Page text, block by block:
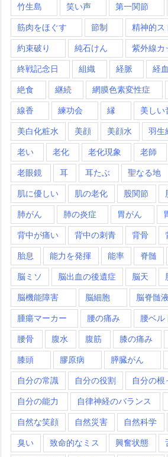
竹生島 笑い声 第一関節
筋肉をほぐす 節制 精神的ス
約束破り 純石けん 紫外線カ
終戦記念日 組織 経脈 経血
絶食 継続 網膜色素変性症
線香 練功会 縁 美しい
美白化粧水 美顔 美顔水 羽生
老い 老化 老化現象 老師
老眼鏡 耳 耳たぶ 聖なる地
肌に優しい 肌の老化 股関節
肺がん 肺の炎症 胃がん
背中が痛い 背中の刺青 背骨
胎息 能力を発揮 能率 脊髄
脳ミソ 脳出血の後遺症 脳天
脳機能障害 脳細胞 脳脊髄
腫瘍マーカー 腰の痛み 腰ベル
腰骨 腹水 腹筋 膝の痛み
膝頭 膠原病 膵臓がん
自分の常識 自分の役割 自分の根
自分の能力 自律神経のバランス
自然な笑顔 自然災害 自然科学
臭い 致命的なミス 興奮状態